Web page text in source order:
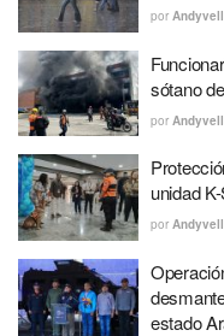
por
sótano
por
unidad
por
estado